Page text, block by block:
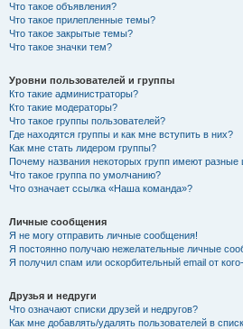
Что такое объявления?
Что такое прилепленные темы?
Что такое закрытые темы?
Что такое значки тем?
Уровни пользователей и группы
Кто такие администраторы?
Кто такие модераторы?
Что такое группы пользователей?
Где находятся группы и как мне вступить в них?
Как мне стать лидером группы?
Почему названия некоторых групп имеют разные
Что такое группа по умолчанию?
Что означает ссылка «Наша команда»?
Личные сообщения
Я не могу отправить личные сообщения!
Я постоянно получаю нежелательные личные
Я получил спам или оскорбительный email от
Друзья и недруги
Что означают списки друзей и недругов?
Как мне добавлять/удалять пользователей в